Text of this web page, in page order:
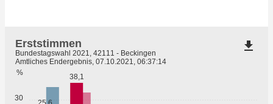
30
%
38,1
Erststimmen
Bundestagswahl 2021, 42111 - Beckingen
Amtliches Endergebnis, 07.10.2021, 06:37:14
file_download